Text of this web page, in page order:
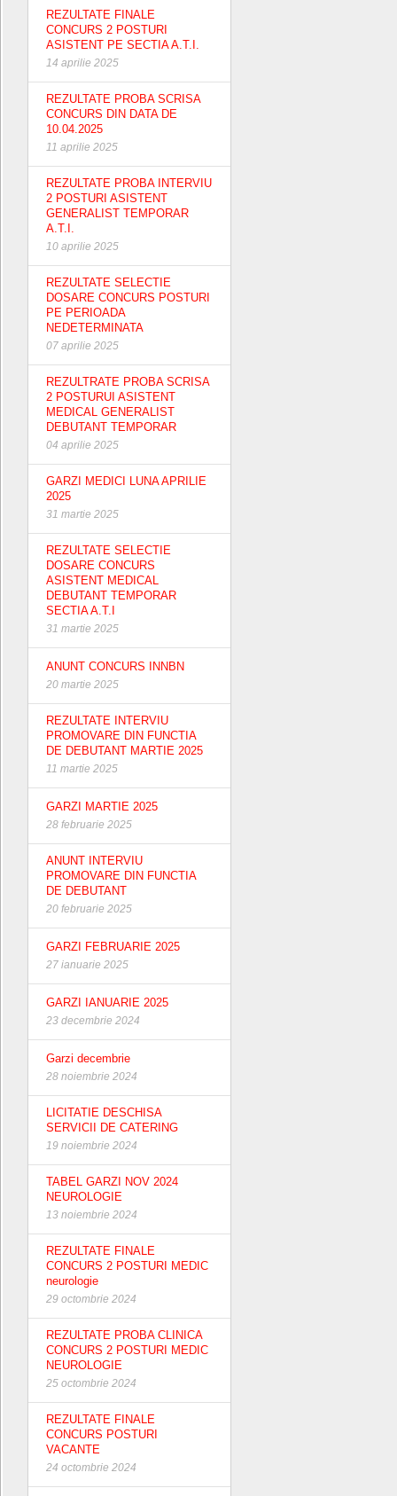
REZULTATE FINALE
CONCURS 2 POSTURI
ASISTENT PE SECTIA A.T.I.
14 aprilie 2025
REZULTATE PROBA SCRISA
CONCURS DIN DATA DE
10.04.2025
11 aprilie 2025
REZULTATE PROBA INTERVIU
2 POSTURI ASISTENT
GENERALIST TEMPORAR
A.T.I.
10 aprilie 2025
REZULTATE SELECTIE
DOSARE CONCURS POSTURI
PE PERIOADA
NEDETERMINATA
07 aprilie 2025
REZULTRATE PROBA SCRISA
2 POSTURUI ASISTENT
MEDICAL GENERALIST
DEBUTANT TEMPORAR
04 aprilie 2025
GARZI MEDICI LUNA APRILIE
2025
31 martie 2025
REZULTATE SELECTIE
DOSARE CONCURS
ASISTENT MEDICAL
DEBUTANT TEMPORAR
SECTIA A.T.I
31 martie 2025
ANUNT CONCURS INNBN
20 martie 2025
REZULTATE INTERVIU
PROMOVARE DIN FUNCTIA
DE DEBUTANT MARTIE 2025
11 martie 2025
GARZI MARTIE 2025
28 februarie 2025
ANUNT INTERVIU
PROMOVARE DIN FUNCTIA
DE DEBUTANT
20 februarie 2025
GARZI FEBRUARIE 2025
27 ianuarie 2025
GARZI IANUARIE 2025
23 decembrie 2024
Garzi decembrie
28 noiembrie 2024
LICITATIE DESCHISA
SERVICII DE CATERING
19 noiembrie 2024
TABEL GARZI NOV 2024
NEUROLOGIE
13 noiembrie 2024
REZULTATE FINALE
CONCURS 2 POSTURI MEDIC
neurologie
29 octombrie 2024
REZULTATE PROBA CLINICA
CONCURS 2 POSTURI MEDIC
NEUROLOGIE
25 octombrie 2024
REZULTATE FINALE
CONCURS POSTURI
VACANTE
24 octombrie 2024